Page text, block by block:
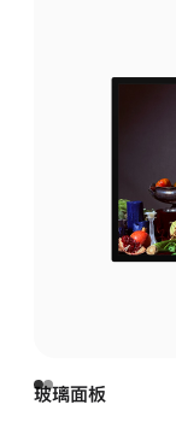
玻璃面板